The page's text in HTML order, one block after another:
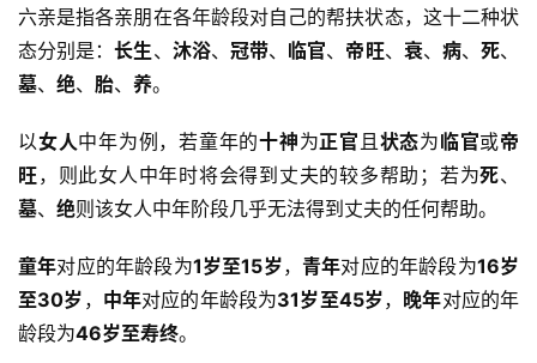
六亲是指各亲朋在各年龄段对自己的帮扶状态，这十二种状
态分别是：长生、 沐浴、 冠带、 临官、 帝旺、 衰、 病、死、
墓、 绝、 胎、 养。
以女人中年为例，若童年的十神为正官且状态为临官或帝
旺，则此女人中年时将会得到丈夫的较多帮助；若为死、
墓、 绝则该女人中年阶段几乎无法得到丈夫的任何帮助。
童年对应的年龄段为1岁至15岁，青年对应的年龄段为16岁
至30岁 ， 中年对应的年龄段为31岁至45岁， 晚年对应的年
龄段为46岁至寿终。